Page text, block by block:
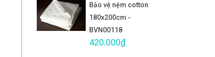
Bảo vệ nệm cotton
180x200cm -
BVN00118
420.000₫